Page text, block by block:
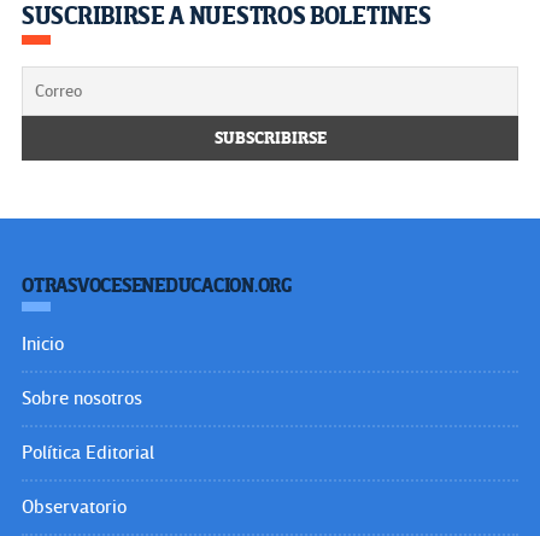
SUSCRIBIRSE A NUESTROS BOLETINES
OTRASVOCESENEDUCACION.ORG
Inicio
Sobre nosotros
Política Editorial
Observatorio